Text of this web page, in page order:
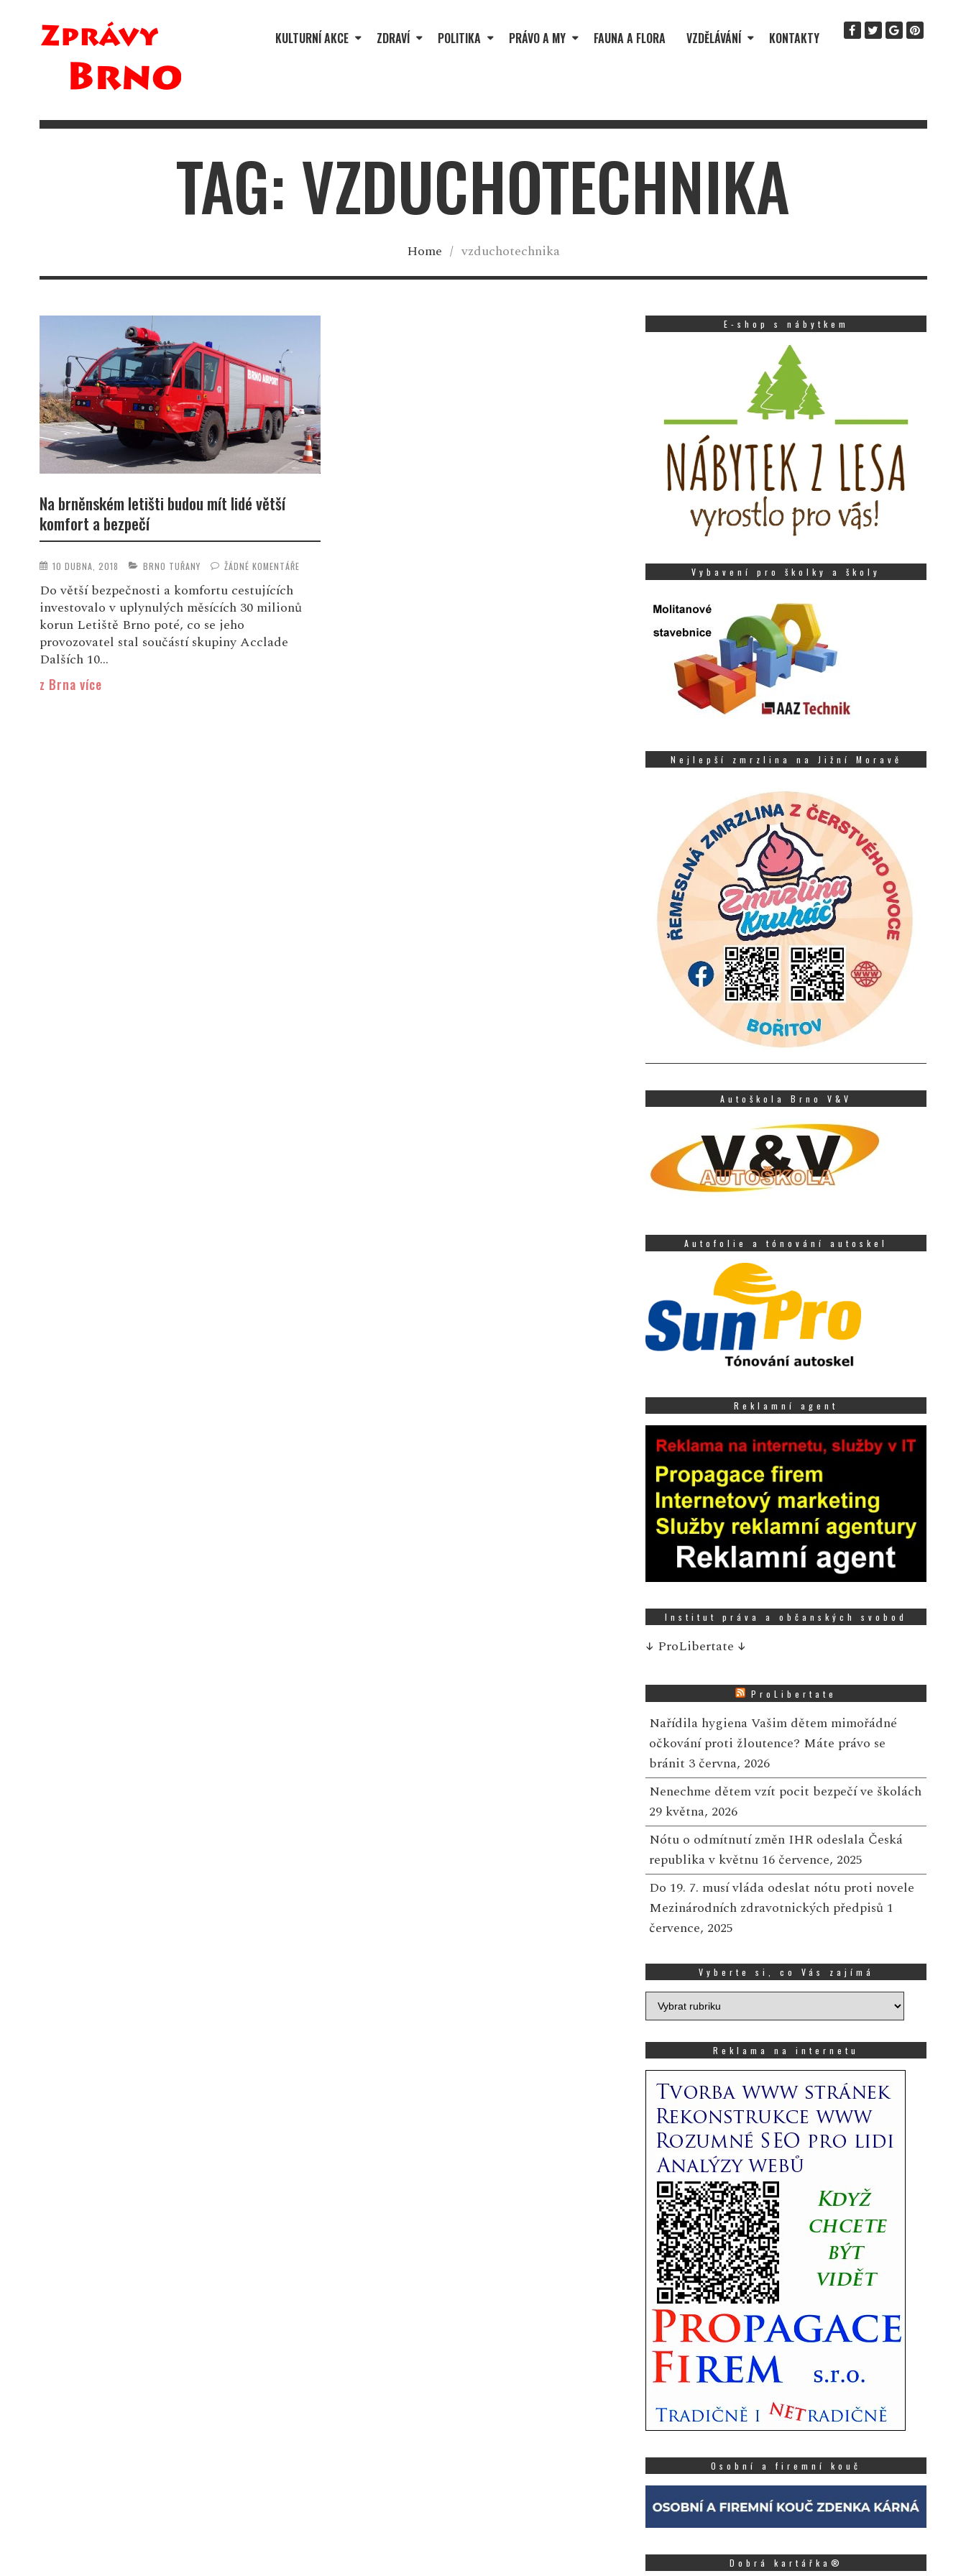
KULTURNÍ AKCE ZDRAVÍ POLITIKA PRÁVO A MY FAUNA A FLORA VZDĚLÁVÁNÍ KONTAKTY
TAG: VZDUCHOTECHNIKA
Home / vzduchotechnika
Na brněnském letišti budou mít lidé větší
komfort a bezpečí
10 DUBNA, 2018 BRNO TUŘANY ŽÁDNÉ KOMENTÁŘE
Do větší bezpečnosti a komfortu cestujících
investovalo v uplynulých měsících 30 milionů
korun Letiště Brno poté, co se jeho
provozovatel stal součástí skupiny Acclade
Dalších 10...
z Brna více
E-shop s nábytkem
Vybavení pro školky a školy
Nejlepší zmrzlina na Jižní Moravě
Autoškola Brno V&V
Autofolie a tónování autoskel
Reklamní agent
Institut práva a občanských svobod
↓ ProLibertate ↓
ProLibertate
Nařídila hygiena Vašim dětem mimořádné
očkování proti žloutence? Máte právo se
bránit 3 června, 2026
Nenechme dětem vzít pocit bezpečí ve školách
29 května, 2026
Nótu o odmítnutí změn IHR odeslala Česká
republika v květnu 16 července, 2025
Do 19. 7. musí vláda odeslat nótu proti novele
Mezinárodních zdravotnických předpisů 1
července, 2025
Vyberte si, co Vás zajímá
Vyberte
si,
zajímá
Reklama na internetu
Osobní a firemní kouč
Dobrá kartářka®